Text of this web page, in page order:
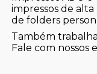
impressos de
de folders
Também
Fale com nossos